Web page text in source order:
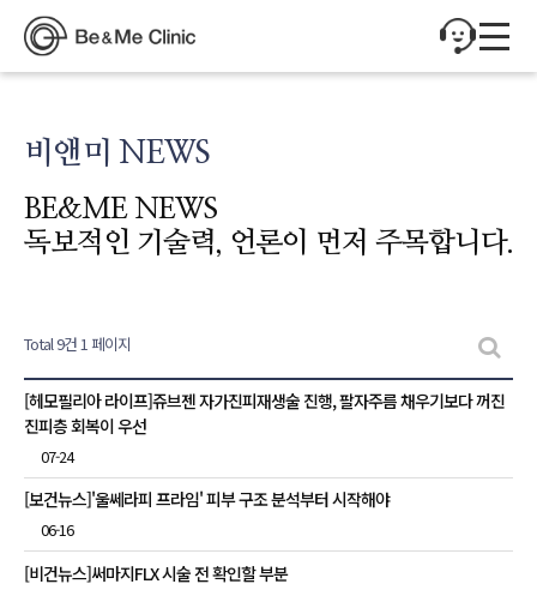
비앤미 NEWS
BE&ME NEWS
독보적인 기술력, 언론이 먼저 주목합니다.
Total 9건 1 페이지
비앤미 NEWS 목록
[헤모필리아 라이프]쥬브젠 자가진피재생술 진행, 팔자주름 채우기보다 꺼진
진피층 회복이 우선
07-24
[보건뉴스]'울쎄라피 프라임' 피부 구조 분석부터 시작해야
06-16
[비건뉴스]써마지FLX 시술 전 확인할 부분